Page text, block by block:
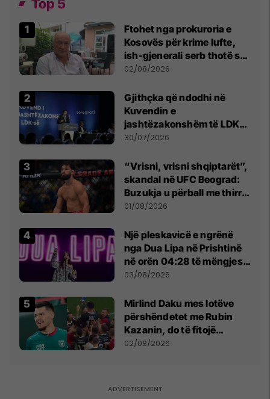
Top 5
Ftohet nga prokuroria e
Kosovës për krime lufte,
ish-gjenerali serb thotë se
dikush e tradhtoi në
02/08/2026
Gjithçka që ndodhi në
Kuvendin e
jashtëzakonshëm të LDK-
së
30/07/2026
“Vrisni, vrisni shqiptarët”,
skandal në UFC Beograd:
Buzukja u përball me thirrje
anti-shqiptare nga
01/08/2026
Një pleskavicë e ngrënë
nga Dua Lipa në Prishtinë
në orën 04:28 të mëngjesit
- dhe bota digjitale serbe
03/08/2026
Mirlind Daku mes lotëve
përshëndetet me Rubin
Kazanin, do të fitojë
miliona te Spartak Moska
02/08/2026